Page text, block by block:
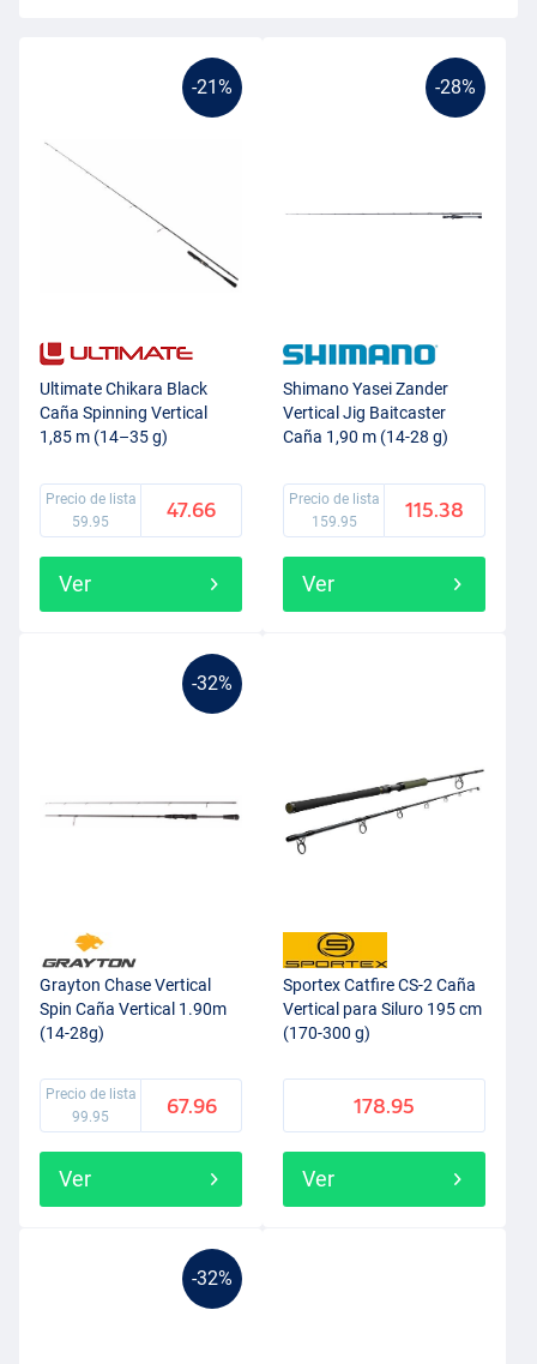
-21%
Ultimate Chikara Black
Caña Spinning Vertical
1,85 m (14–35 g)
Precio de lista
59.95
47.66
Ver
-28%
Shimano Yasei Zander
Vertical Jig Baitcaster
Caña 1,90 m (14-28 g)
Precio de lista
159.95
115.38
Ver
-32%
Grayton Chase Vertical
Spin Caña Vertical 1.90m
(14-28g)
Precio de lista
99.95
67.96
Ver
Sportex Catfire CS-2 Caña
Vertical para Siluro 195 cm
(170-300 g)
178.95
Ver
-32%